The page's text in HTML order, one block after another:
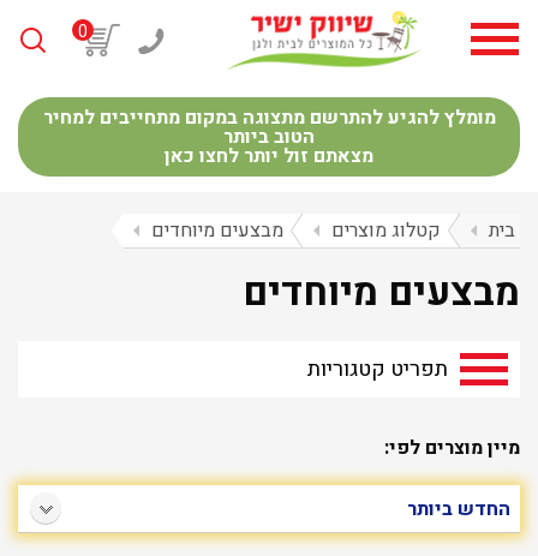
0
מומלץ להגיע להתרשם מתצוגה במקום מתחייבים למחיר
הטוב ביותר
מצאתם זול יותר לחצו כאן
בית arrow_left קטלוג מוצרים arrow_left מבצעים מיוחדים arrow_left
מבצעים מיוחדים
תפריט קטגוריות
מיין מוצרים לפי: